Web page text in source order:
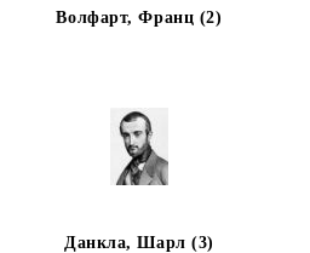
Волфарт, Франц (2)
Данкла, Шарл (3)